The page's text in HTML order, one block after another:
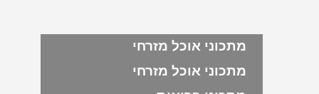
מתכוני אוכל מזרחי
מתכוני אוכל מזרחי